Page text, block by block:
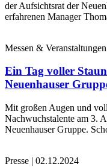
der Aufsichtsrat der
erfahrenen Manager
Messen & Veranstaltungen
Ein Tag voller
Neuenhauser
Mit großen Augen und
Nachwuchstalente am 3.
Neuenhauser Gruppe.
Presse | 02.12.2024